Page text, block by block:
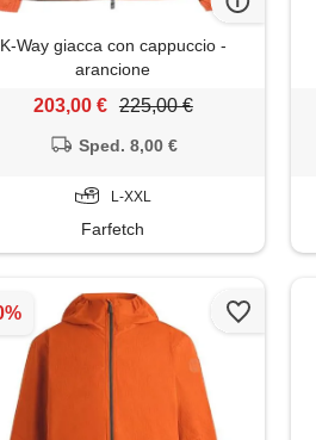
K-Way giacca con cappuccio -
arancione
203,00 € 225,00 €
Sped. 8,00 €
L-XXL
Farfetch